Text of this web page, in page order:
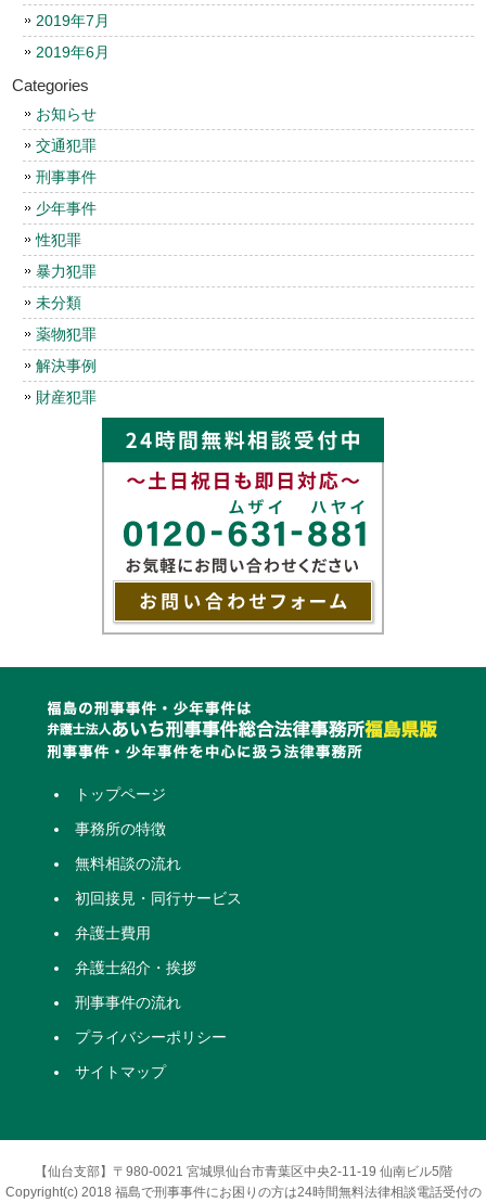
2019年7月
2019年6月
Categories
お知らせ
交通犯罪
刑事事件
少年事件
性犯罪
暴力犯罪
未分類
薬物犯罪
解決事例
財産犯罪
トップページ
事務所の特徴
無料相談の流れ
初回接見・同行サービス
弁護士費用
弁護士紹介・挨拶
刑事事件の流れ
プライバシーポリシー
サイトマップ
【仙台支部】〒980-0021 宮城県仙台市青葉区中央2-11-19 仙南ビル5階
Copyright(c) 2018 福島で刑事事件にお困りの方は24時間無料法律相談電話受付の